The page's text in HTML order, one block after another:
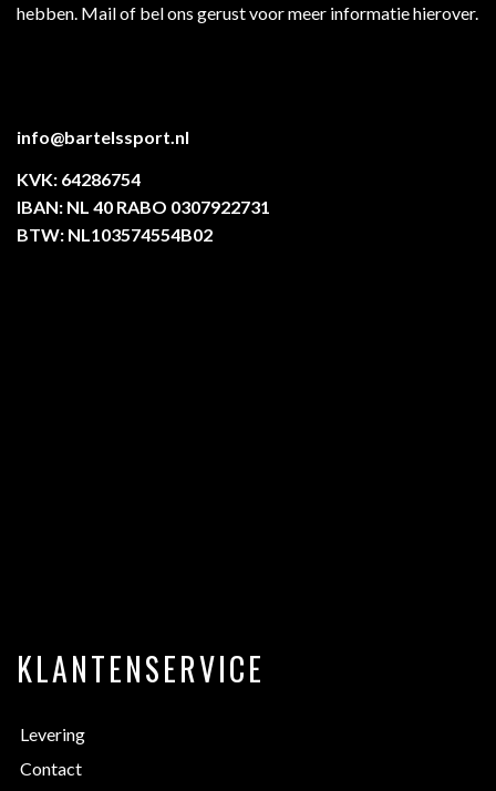
hebben. Mail of bel ons gerust voor meer informatie hierover.
info@bartelssport.nl
KVK: 64286754
IBAN: NL 40 RABO 0307922731
BTW: NL103574554B02
KLANTENSERVICE
Levering
Contact